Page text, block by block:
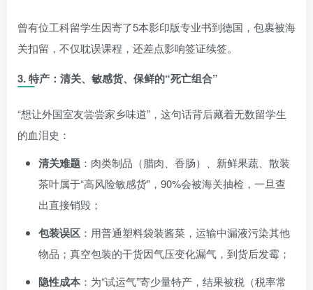
曾有位工科留学生因寄了5本影印版专业书到德国，包裹被海
关扣留，不仅耽误课程，还差点影响签证续签。
3.特产：清关、敏感货、保鲜的“死亡组合”
“想让外国室友尝尝家乡味道”，这句话背后藏着无数留学生
的血泪史：
清关难题 ：肉类制品（腊肉、香肠）、新鲜果蔬、散装
茶叶属于“高风险敏感货”，90%会被海关抽检，一旦查
出直接销毁；
包装误区 ：用普通塑料袋装酱菜，运输中漏液污染其他
物品；真空包装的干货因气压变化漏气，到货后发霉；
隐性成本：为“试运气”寄少量特产，结果被税（税率常